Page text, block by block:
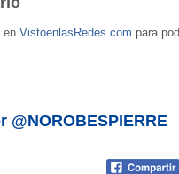
en VistoenlasRedes.com para
@NOROBESPIERRE